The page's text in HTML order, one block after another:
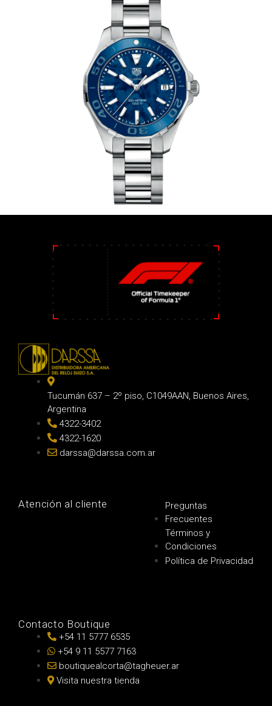
Tucumán 637 – 2º piso, C1049AAN, Buenos Aires,
Argentina
4322-3402
4322-1620
darssa@darssa.com.ar
Atención al cliente
Preguntas
Frecuentes
Términos y
Condiciones
Política de Privacidad
Contacto Boutique
+54 11 5777 6535
+54 9 11 5577 7163
boutiquealcorta@tagheuer.ar
Visita nuestra tienda